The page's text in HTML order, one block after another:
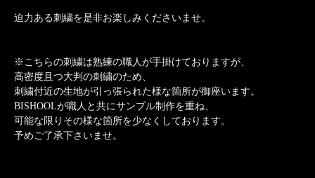
迫力ある刺繍を是非お楽しみくださいませ。
※こちらの刺繍は熟練の職人が手掛けておりますが、
高密度且つ大判の刺繍のため、
刺繍付近の生地が引っ張られた様な箇所が御座います。
BISHOOLが職人と共にサンプル制作を重ね、
可能な限りその様な箇所を少なくしております。
予めご了承下さいませ。